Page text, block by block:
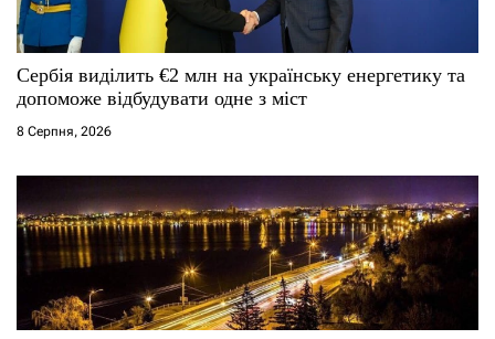
Сербія виділить €2 млн на українську енергетику та
допоможе відбудувати одне з міст
8 Серпня, 2026